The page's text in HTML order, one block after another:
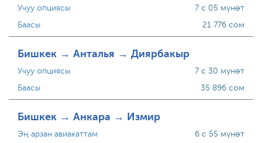
Учуу опциясы
Баасы
7 с 05 мүнөт
21 776 сом
Бишкек → Анталья → Диярбакыр
Учуу опциясы
Баасы
7 с 30 мүнөт
35 896 сом
Бишкек → Анкара → Измир
Эң арзан авиакаттам
6 с 55 мүнөт